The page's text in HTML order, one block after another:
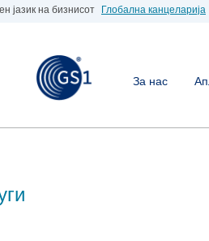
јазик на бизнисот Глобална канцеларија
За нас